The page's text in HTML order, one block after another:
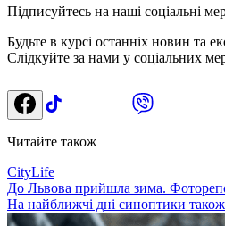
Підписуйтесь на наші соціальні
Будьте в курсі останніх новин та
Слідкуйте за нами у соціальних
Читайте також
CityLife
До Львова прийшла зима.
На найближчі дні синоптики